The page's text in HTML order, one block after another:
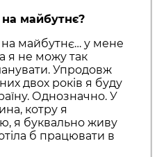
майбутнє?
майбутнє… у мене
я не можу так
Упродовж
двох років я буду
Однозначно. У
котру я
я буквально живу
б працювати в